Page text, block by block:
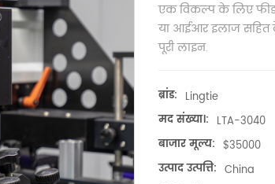
एक विकल्प के लिए
या आईआर इलाज सहित
पूरी लाइन.
ब्रांड: Lingtie
मद संख्या।: LTA-3040
बाजार मूल्य: $35000
उत्पाद उत्पत्ति: China